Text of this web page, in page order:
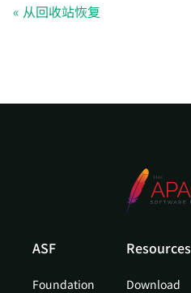
从回收站恢复
ASF
Foundation
Resources
Download